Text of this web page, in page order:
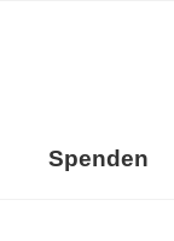
Spenden